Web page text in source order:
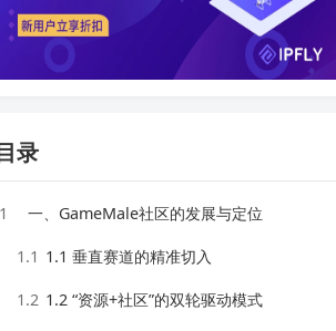
录
1 一、GameMale社区的发展与定位
1.1 1.1 垂直赛道的精准切入
1.2 1.2 “资源+社区”的双轮驱动模式